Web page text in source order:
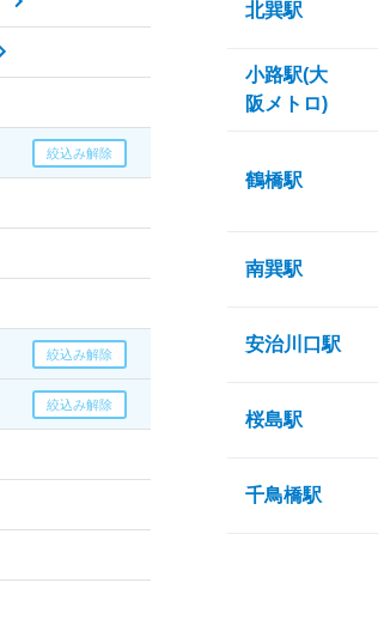
北巽駅
小路駅(大
阪メトロ)
鶴橋駅
南巽駅
安治川口駅
桜島駅
千鳥橋駅